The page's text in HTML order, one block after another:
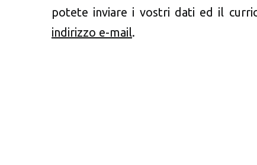
potete inviare i vostri dati ed il
indirizzo e-mail.